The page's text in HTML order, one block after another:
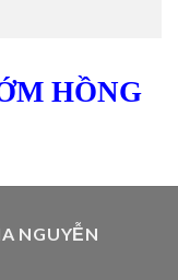
HỒNG
NGUYỄN